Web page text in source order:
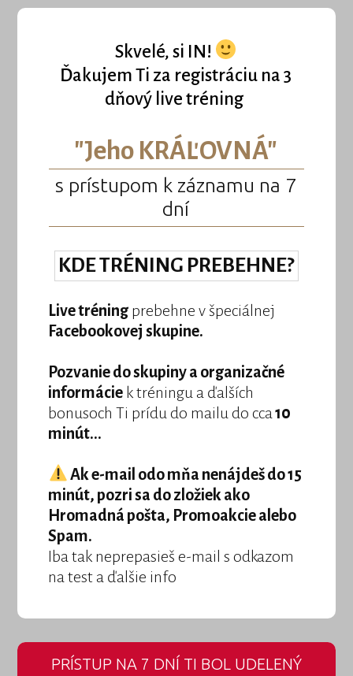
Skvelé, si IN!
Ďakujem Ti za registráciu na 3
dňový live tréning
"Jeho KRÁĽOVNÁ"
s prístupom k záznamu na 7
dní
KDE TRÉNING PREBEHNE?
Live tréning prebehne v špeciálnej
Facebookovej skupine.
Pozvanie do skupiny a organizačné
informácie k tréningu a ďalších
bonusoch Ti prídu do mailu do cca 10
minút...
Ak e-mail odo mňa nenájdeš do 15
minút, pozri sa do zložiek ako
Hromadná pošta, Promoakcie alebo
Spam.
Iba tak neprepasieš e-mail s odkazom
na test a ďalšie info
PRÍSTUP NA 7 DNÍ TI BOL UDELENÝ